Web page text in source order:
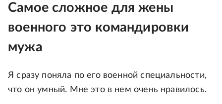
Самое сложное для жены
военного это командировки
мужа
Я сразу поняла по его военной специальности,
что он умный. Мне это в нем очень нравилось.